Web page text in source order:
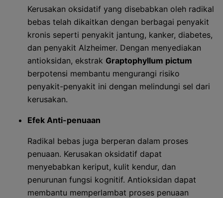
Kerusakan oksidatif yang disebabkan oleh radikal
bebas telah dikaitkan dengan berbagai penyakit
kronis seperti penyakit jantung, kanker, diabetes,
dan penyakit Alzheimer. Dengan menyediakan
antioksidan, ekstrak Graptophyllum pictum
berpotensi membantu mengurangi risiko
penyakit-penyakit ini dengan melindungi sel dari
kerusakan.
Efek Anti-penuaan
Radikal bebas juga berperan dalam proses
penuaan. Kerusakan oksidatif dapat
menyebabkan keriput, kulit kendur, dan
penurunan fungsi kognitif. Antioksidan dapat
membantu memperlambat proses penuaan